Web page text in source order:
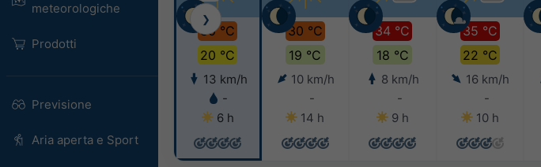
meteorologiche
Prodotti
Previsione
Aria aperta e Sport
30 °C
20 °C
13 km/h
-
6 h
30 °C
19 °C
10 km/h
-
14 h
34 °C
18 °C
8 km/h
-
9 h
35 °C
22 °C
16 km/h
-
10 h
❯